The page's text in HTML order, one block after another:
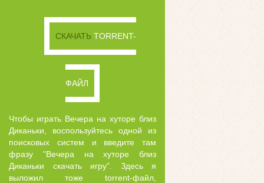
СКАЧАТЬ TORRENT-
ФАЙЛ
Чтобы играть Вечера на хуторе близ
Диканьки, воспользуйтесь одной из
поисковых систем и введите там
фразу "Вечера на хуторе близ
Диканьки скачать игру". Здесь я
выложил тоже torrent-файл,